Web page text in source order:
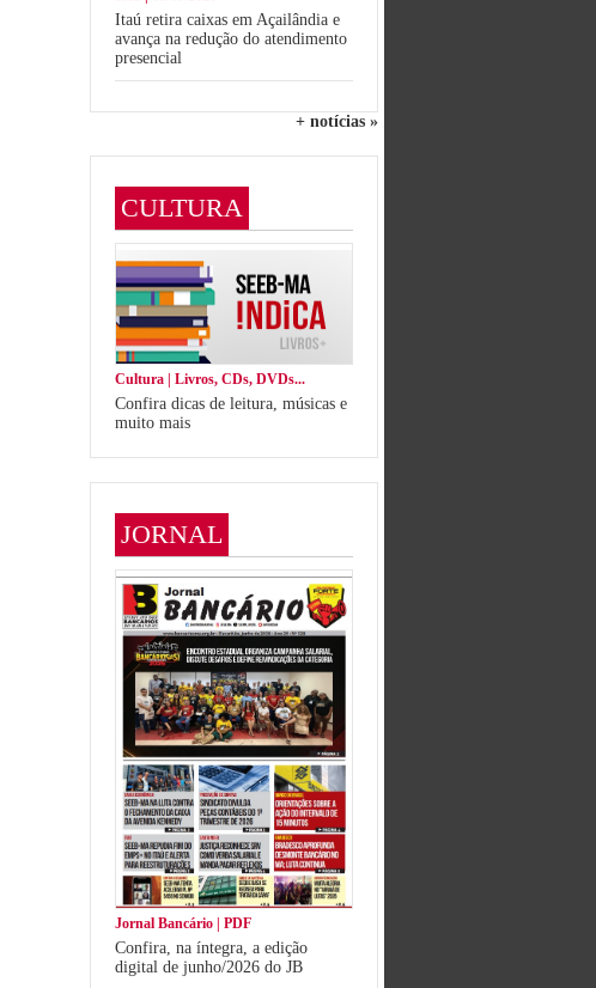
Itaú retira caixas em Açailândia e
avança na redução do atendimento
presencial
+ notícias »
CULTURA
Cultura | Livros, CDs, DVDs...
Confira dicas de leitura, músicas e
muito mais
JORNAL
Jornal Bancário | PDF
Confira, na íntegra, a edição
digital de junho/2026 do JB